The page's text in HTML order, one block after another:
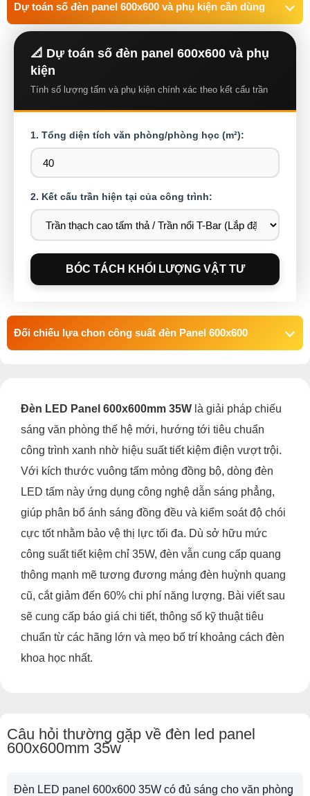
Dự toán số đèn panel 600x600 và phụ kiện cần dùng
📐 Dự toán số đèn panel 600x600 và phụ
kiện
Tính số lượng tấm và phụ kiện chính xác theo kết cấu trần
1. Tổng diện tích văn phòng/phòng học (m²):
2. Kết cấu trần hiện tại của công trình:
BÓC TÁCH KHỐI LƯỢNG VẬT TƯ
Đối chiếu lựa chon công suất đèn Panel 600x600
Đèn LED Panel 600x600mm 35W là giải pháp chiếu
sáng văn phòng thế hệ mới, hướng tới tiêu chuẩn
công trình xanh nhờ hiệu suất tiết kiệm điện vượt trội.
Với kích thước vuông tấm mỏng đồng bộ, dòng đèn
LED tấm này ứng dụng công nghệ dẫn sáng phẳng,
giúp phân bổ ánh sáng đồng đều và kiểm soát độ chói
cực tốt nhằm bảo vệ thị lực tối đa. Dù sở hữu mức
công suất tiết kiệm chỉ 35W, đèn vẫn cung cấp quang
thông mạnh mẽ tương đương máng đèn huỳnh quang
cũ, cắt giảm đến 60% chi phí năng lượng. Bài viết sau
sẽ cung cấp báo giá chi tiết, thông số kỹ thuật tiêu
chuẩn từ các hãng lớn và mẹo bố trí khoảng cách đèn
khoa học nhất.
Câu hỏi thường gặp về đèn led panel
600x600mm 35w
Đèn LED panel 600x600 35W có đủ sáng cho văn phòng